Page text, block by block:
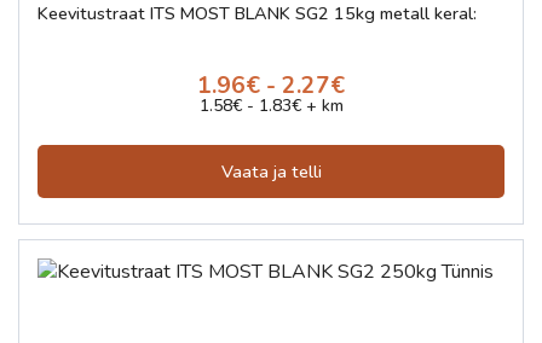
Keevitustraat ITS MOST BLANK SG2 15kg metall keral:
1.96€ - 2.27€
1.58€ - 1.83€ + km
Vaata ja telli